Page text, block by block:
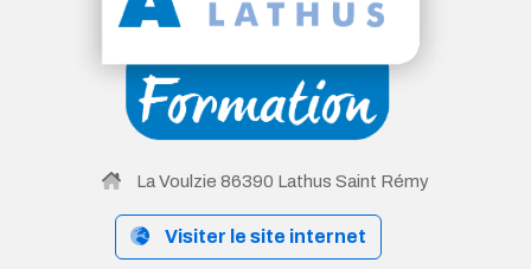
La Voulzie 86390 Lathus Saint Rémy
Visiter le site internet